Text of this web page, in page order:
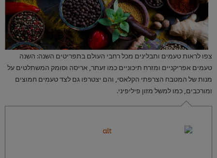
צפו לראות טעמים ותבלינים מכל רחבי העולם בתפריטים השנה: השנה
טעמים אפריקניים ומזרח תיכוניים כמו זעתר, אריסה וסומק המשתלטים על
מנות של המטבח הצרפתי הקלאסי, והם יצטרפו גם לצד טעמים חמוצים
ומורכבים, כמו למשל מזון פיליפיני.